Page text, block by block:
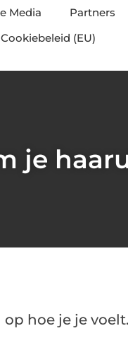
Media Partners
Cookiebeleid (EU)
je
hoe je je voelt.